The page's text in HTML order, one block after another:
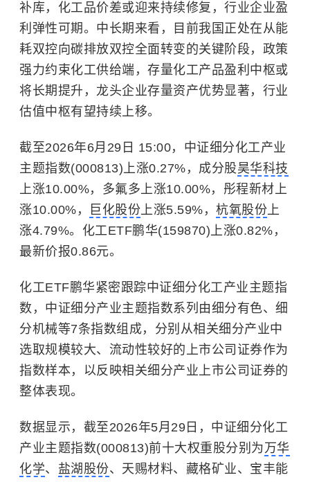
补库，化工品价差或迎来持续修复，行业企业盈
利弹性可期。中长期来看，目前我国正处在从能
耗双控向碳排放双控全面转变的关键阶段，政策
强力约束化工供给端，存量化工产品盈利中枢或
将长期提升，龙头企业存量资产优势显著，行业
估值中枢有望持续上移。
截至2026年6月29日 15:00，中证细分化工产业
主题指数(000813)上涨0.27%，成分股昊华科技
上涨10.00%，多氟多上涨10.00%，彤程新材上
涨10.00%，
巨化股份上涨5.59%， 杭氧股份上
涨4.79%。化工ETF鹏华(159870)上涨0.82%，
最新价报0.86元。
化工ETF鹏华紧密跟踪中证细分化工产业主题指
数，中证细分产业主题指数系列由细分有色、细
分机械等7条指数组成，分别从相关细分产业中
选取规模较大、流动性较好的上市公司证券作为
指数样本，以反映相关细分产业上市公司证券的
整体表现。
数据显示，截至2026年5月29日，中证细分化工
产业主题指数(000813)前十大权重股分别为万华
化学、 盐湖股份、天赐材料、藏格矿业、宝丰能